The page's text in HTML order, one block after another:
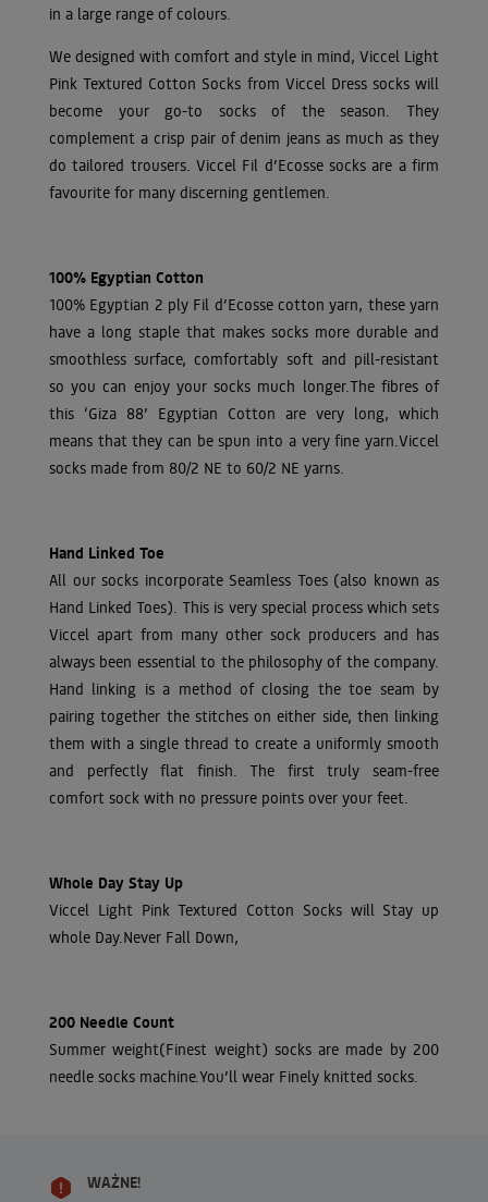
in a large range of colours.
We designed with comfort and style in mind, Viccel Light
Pink Textured Cotton Socks from Viccel Dress socks will
become your go-to socks of the season. They
complement a crisp pair of denim jeans as much as they
do tailored trousers. Viccel Fil d’Ecosse socks are a firm
favourite for many discerning gentlemen.
100% Egyptian Cotton
100% Egyptian 2 ply Fil d’Ecosse cotton yarn, these yarn
have a long staple that makes socks more durable and
smoothless surface, comfortably soft and pill-resistant
so you can enjoy your socks much longer.The fibres of
this ‘Giza 88’ Egyptian Cotton are very long, which
means that they can be spun into a very fine yarn.Viccel
socks made from 80/2 NE to 60/2 NE yarns.
Hand Linked Toe
All our socks incorporate Seamless Toes (also known as
Hand Linked Toes). This is very special process which sets
Viccel apart from many other sock producers and has
always been essential to the philosophy of the company.
Hand linking is a method of closing the toe seam by
pairing together the stitches on either side, then linking
them with a single thread to create a uniformly smooth
and perfectly flat finish. The first truly seam-free
comfort sock with no pressure points over your feet.
Whole Day Stay Up
Viccel Light Pink Textured Cotton Socks will Stay up
whole Day.Never Fall Down,
200 Needle Count
Summer weight(Finest weight) socks are made by 200
needle socks machine.You’ll wear Finely knitted socks.
WAŻNE!